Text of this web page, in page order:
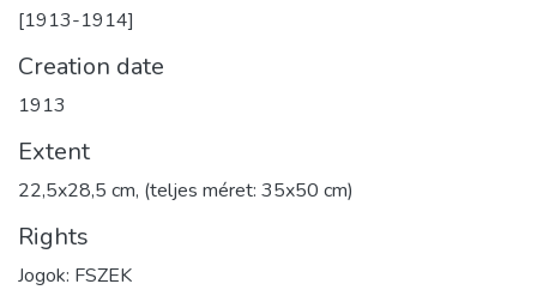
[1913-1914]
Creation date
1913
Extent
22,5x28,5 cm, (teljes méret: 35x50 cm)
Rights
Jogok: FSZEK